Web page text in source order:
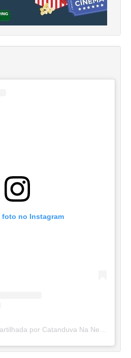
foto no Instagram
Uma publicação compartilhada por Catanduva Na Net (@catanduvananett)